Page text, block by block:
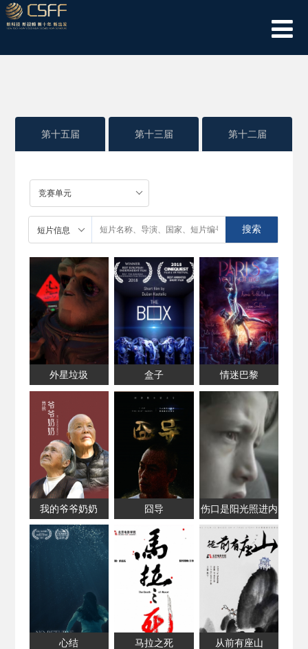
第十五届 第十三届 第十二届
外星垃圾 盒子 情迷巴黎
我的爷爷奶奶 囧导
伤口是阳光照进内
心的地方
心结 马拉之死 从前有座山